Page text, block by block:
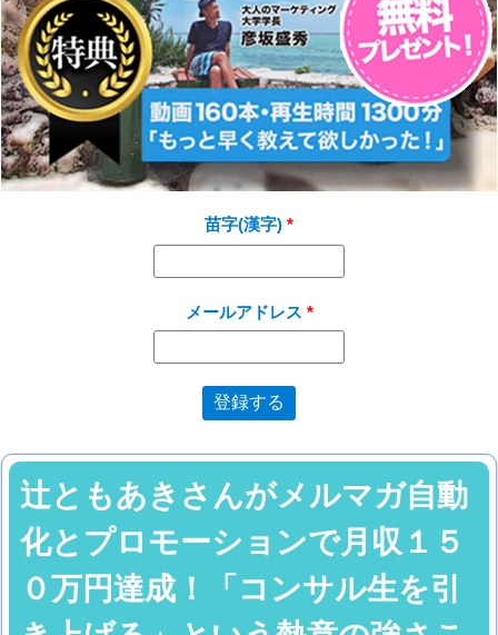
苗字(漢字)
メールアドレス
辻ともあきさんがメルマガ自動
化とプロモーションで月収１５
０万円達成！「コンサル生を引